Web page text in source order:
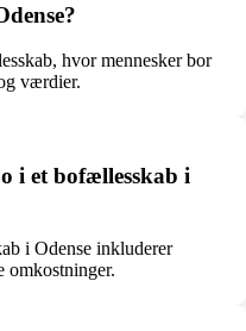
hvor mennesker bor
værdier.
i et bofællesskab i
i Odense inkluderer
omkostninger.